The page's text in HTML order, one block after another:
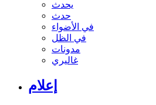
يحدث
حدث
في الأضواء
في الظل
مدونات
غاليري
إعلام